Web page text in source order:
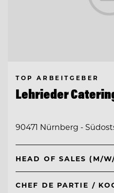
TOP ARBEITGEBER
Lehrieder
90471 Nürnberg -
HEAD OF SALES (M/
CHEF DE PARTIE /